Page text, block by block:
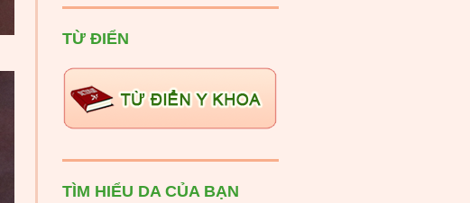
TỪ ĐIỂN
TÌM HIỂU DA CỦA BẠN